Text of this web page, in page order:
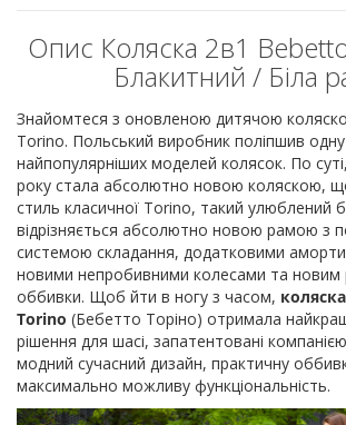
Опис Коляска 2в1
Блакитний / Біла
Знайомтеся з оновленою дитячою
Torino. Польський виробник поліпшив одну
найпопулярніших моделей колясок. По
року стала абсолютно новою коляскою,
стиль класичної Torino, такий улюблений
відрізняється абсолютно новою рамою з
системою складання, додатковими
новими непробивними колесами та новим
оббивки. Щоб йти в ногу з часом,
Torino (Бебетто Торіно) отримала
рішення для шасі, запатентовані
модний сучасний дизайн, практичну
максимально можливу функціональність.